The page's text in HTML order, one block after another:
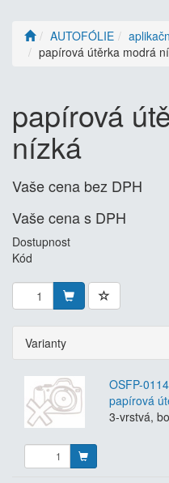
AUTOFÓLIE
papírová útěrka modrá
papírová
nízká
Vaše cena bez DPH
Vaše cena s DPH
Dostupnost
Kód
Varianty
OSFP-
papírová
3-vrstvá,